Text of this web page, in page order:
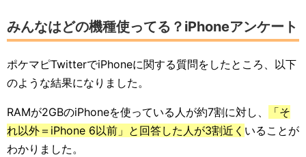
みんなはどの機種使ってる？iPhoneアンケート
ポケマピTwitterでiPhoneに関する質問をしたところ、以下
のような結果になりました。
RAMが2GBのiPhoneを使っている人が約7割に対し、
「そ
れ以外＝iPhone 6以前」と回答した人が3割近く いることが
わかりました。